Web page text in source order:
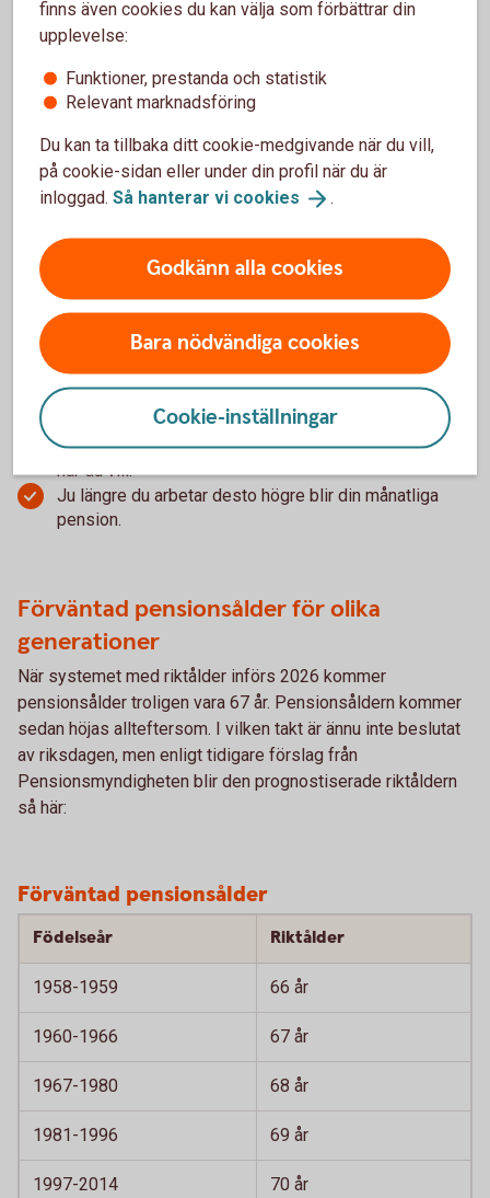
Madelén Falkenhäll
Ekonom för Finansiell hälsa
5 snabba om jobbonär
Som jobbonär kombinerar du arbete och pension.
Om du har företag kan du ta ut din pension och
fortsätta driva ditt företag.
Du kan välja att ta ut 25, 50, 75 eller 100 procent av
allmän pension per månad.
Du kan ändra hur mycket du vill ta ut av allmän pension
när du vill.
Ju längre du arbetar desto högre blir din månatliga
pension.
Förväntad pensionsålder för olika
generationer
När systemet med riktålder införs 2026 kommer
pensionsålder troligen vara 67 år. Pensionsåldern kommer
sedan höjas allteftersom. I vilken takt är ännu inte beslutat
av riksdagen, men enligt tidigare förslag från
Pensionsmyndigheten blir den prognostiserade riktåldern
så här:
Förväntad pensionsålder
Födelseår Riktålder
1958-1959 66 år
1960-1966 67 år
1967-1980 68 år
1981-1996 69 år
1997-2014 70 år
finns även cookies du kan välja som förbättrar din
upplevelse:
Funktioner, prestanda och statistik
Relevant marknadsföring
Du kan ta tillbaka ditt cookie-medgivande när du vill,
på cookie-sidan eller under din profil när du är
inloggad. Så hanterar vi cookies .
Godkänn alla cookies
Bara nödvändiga cookies
Cookie-inställningar